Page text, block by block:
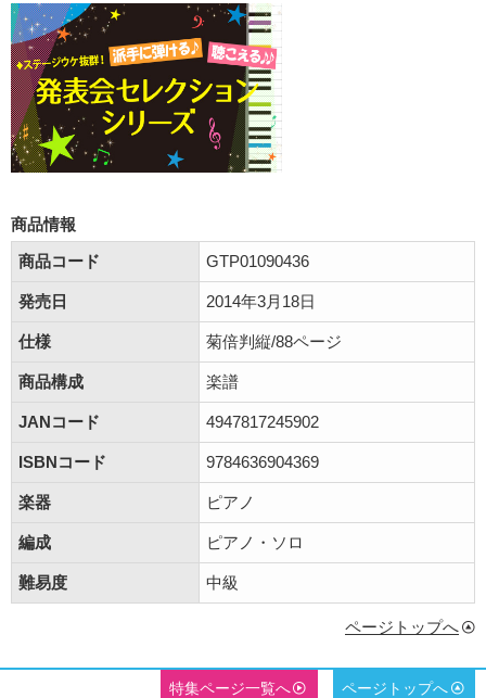
商品情報
商品コード
GTP01090436
発売日 2014年3月18日
仕様 菊倍判縦/88ページ
商品構成 楽譜
JANコード 4947817245902
ISBNコード 9784636904369
楽器 ピアノ
編成 ピアノ・ソロ
難易度 中級
ページトップへ
特集ページ一覧へ ページトップへ